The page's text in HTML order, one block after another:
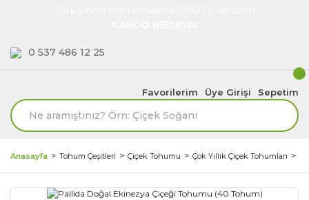
0 537 486 12 25
Favorilerim Üye Girişi Sepetim
Anasayfa Tohum Çeşitleri Çiçek Tohumu Çok Yıllık Çiçek Tohumları